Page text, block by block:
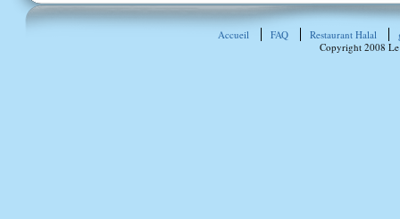
Accueil FAQ Restaurant Halal
Copyright 2008